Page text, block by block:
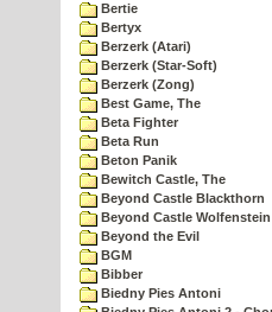
Bertie
Bertyx
Berzerk (Atari)
Berzerk (Star-Soft)
Berzerk (Zong)
Best Game, The
Beta Fighter
Beta Run
Beton Panik
Bewitch Castle, The
Beyond Castle Blackthorn
Beyond Castle Wolfenstein
Beyond the Evil
BGM
Bibber
Biedny Pies Antoni